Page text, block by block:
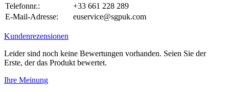
Telefonnr.:
+33 661 228 289
E-Mail-Adresse:
euservice@sgpuk.com
Kundenrezensionen
Leider sind noch keine Bewertungen vorhanden. Seien Sie der
Erste, der das Produkt bewertet.
Ihre Meinung